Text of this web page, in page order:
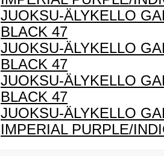
JUOKSU-ÄLYKELLO
BLACK 47
JUOKSU-ÄLYKELLO
BLACK 47
JUOKSU-ÄLYKELLO
BLACK 47
JUOKSU-ÄLYKELLO
IMPERIAL PURPLE/